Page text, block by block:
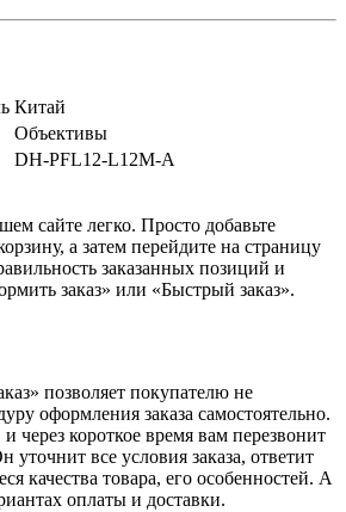
Китай
Объективы
DH-PFL12-L12M-A
сайте легко. Просто добавьте
а затем перейдите на страницу
заказанных позиций и
заказ» или «Быстрый заказ».
позволяет покупателю не
оформления заказа самостоятельно.
через короткое время вам перезвонит
уточнит все условия заказа, ответит
качества товара, его особенностей. А
оплаты и доставки.